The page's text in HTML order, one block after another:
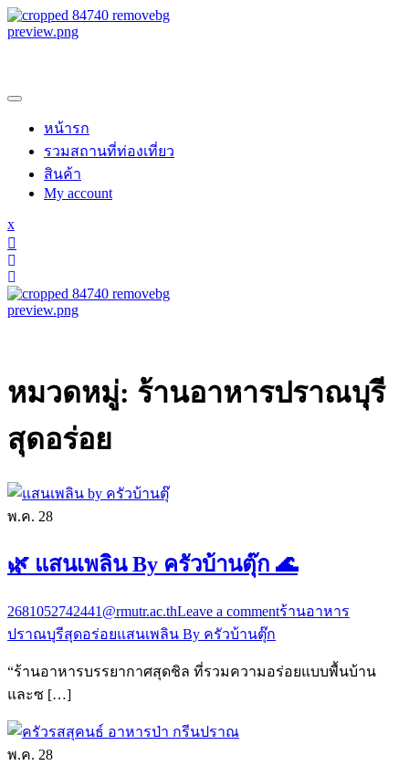
Skip
to
หน้ารก
รวมสถานที่ท่องเที่ยว
สินค้า
My account
xClose
Menu
หมวดหมู่: ร้านอาหารปราณบุรี
สุดอร่อย
พ.ค. 28
🌿 แสนเพลิน By ครัวบ้านตุ๊ก 🌊
2681052742441@rmutr.ac.thLeave a commentร้านอาหาร
ปราณบุรีสุดอร่อยแสนเพลิน By ครัวบ้านตุ๊ก
“ร้านอาหารบรรยากาศสุดชิล ที่รวมความอร่อยแบบพื้นบ้าน
และซ […]
พ.ค. 28